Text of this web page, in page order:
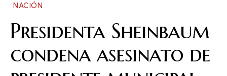
NACIÓN
Presidenta Sheinbaum
condena asesinato de